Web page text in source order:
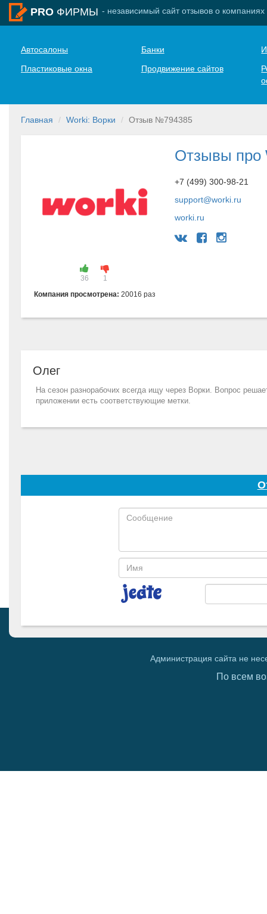
PRO ФИРМЫ - независимый сайт отзывов о компаниях
Автосалоны Банки
Пластиковые окна
Продвижение сайтов
Главная Worki: Ворки Отзыв №794385
36
1
Компания просмотрена:20016 раз
Отзывы про
+7 (499) 300-98-21
support@worki.ru
worki.ru
Олег
На сезон разнорабочих всегда ищу через Ворки. Вопрос
приложении есть соответствующие метки.
Администрация сайта не
По всем